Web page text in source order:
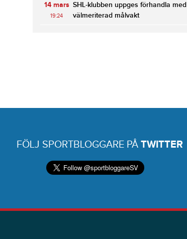
14 mars
19:24
SHL-klubben uppges förhandla med
välmeriterad målvakt
FÖLJ SPORTBLOGGARE PÅ TWITTER